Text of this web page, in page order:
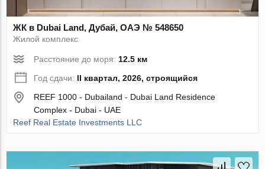
ЖК в Dubai Land, Дубай, ОАЭ № 548650
Жилой комплекс
Расстояние до моря:12.5 км
Год сдачи: II квартал, 2026, строящийся
REEF 1000 - Dubailand - Dubai Land Residence
Complex - Dubai - UAE
Reef Real Estate Investments LLC